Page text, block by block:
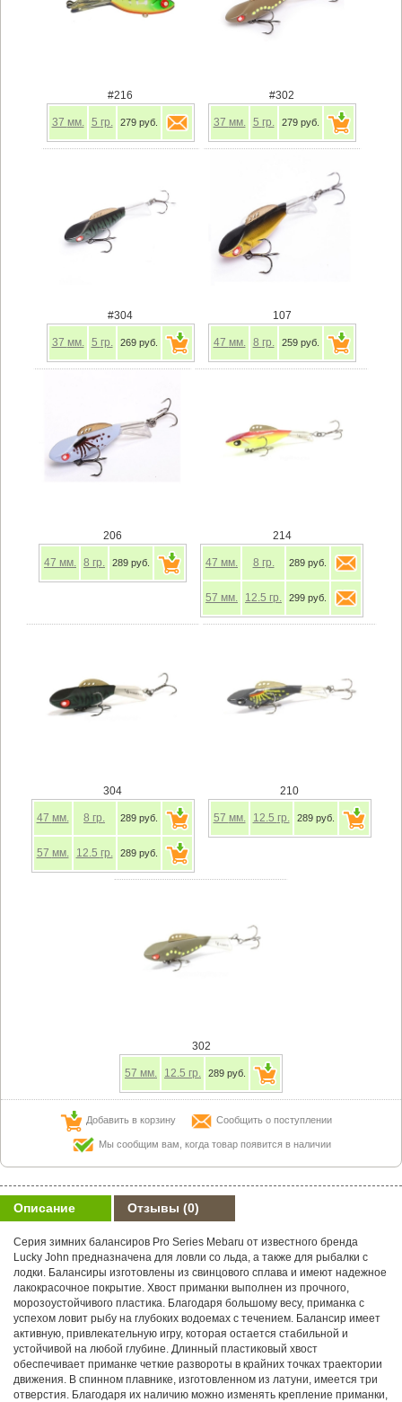
#216
37 мм. 5 гр. 279 руб.
#302
37 мм. 5 гр. 279 руб.
#304
37 мм. 5 гр. 269 руб.
107
47 мм. 8 гр. 259 руб.
206
47 мм. 8 гр. 289 руб.
214
47 мм. 8 гр. 289 руб.
57 мм. 12.5 гр. 299 руб.
304
47 мм. 8 гр. 289 руб.
57 мм. 12.5 гр. 289 руб.
210
57 мм. 12.5 гр. 289 руб.
302
57 мм. 12.5 гр. 289 руб.
Добавить в корзину Сообщить о поступлении
Мы сообщим вам, когда товар появится в наличии
Описание Отзывы (0)
Серия зимних балансиров Pro Series Mebaru от известного бренда
Lucky John предназначена для ловли со льда, а также для рыбалки с
лодки. Балансиры изготовлены из свинцового сплава и имеют надежное
лакокрасочное покрытие. Хвост приманки выполнен из прочного,
морозоустойчивого пластика. Благодаря большому весу, приманка с
успехом ловит рыбу на глубоких водоемах с течением. Балансир имеет
активную, привлекательную игру, которая остается стабильной и
устойчивой на любой глубине. Длинный пластиковый хвост
обеспечивает приманке четкие развороты в крайних точках траектории
движения. В спинном плавнике, изготовленном из латуни, имеется три
отверстия. Благодаря их наличию можно изменять крепление приманки,